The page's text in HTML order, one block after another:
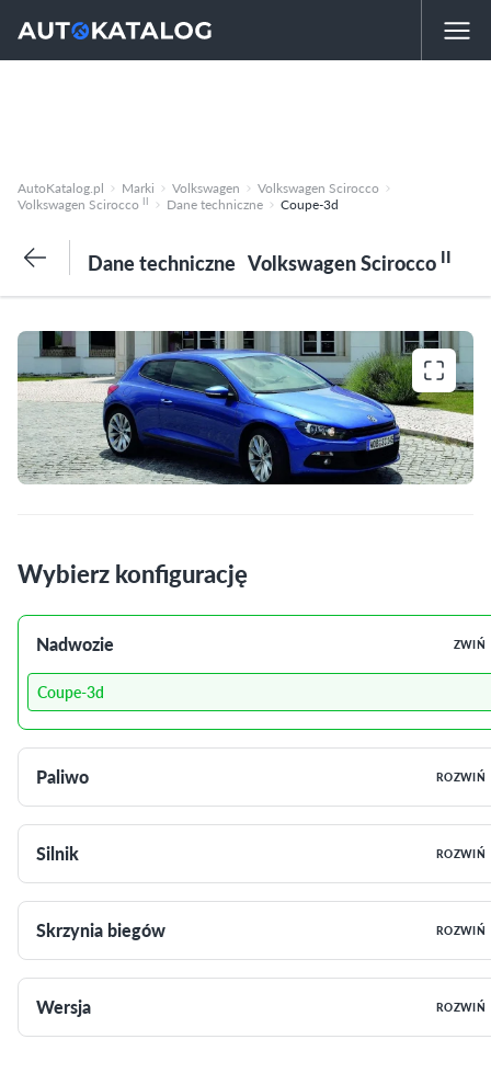
AutoKatalog.pl Marki Volkswagen
Volkswagen Scirocco
Volkswagen Scirocco II Dane techniczne Coupe-3d
Dane techniczne Volkswagen Scirocco II
Wybierz konfigurację
Nadwozie ZWIŃ
Coupe-3d
Paliwo ROZWIŃ
Silnik ROZWIŃ
Skrzynia biegów ROZWIŃ
Wersja ROZWIŃ